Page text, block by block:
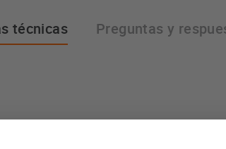
técnicas Preguntas y